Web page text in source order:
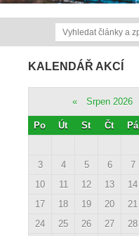
KALENDÁŘ AKCÍ
« Srpen 2026
Po Út St Čt Pá
3
4 5 6 7
10
11 12 13 14
17
18 19 20 21
24
25 26 27 28